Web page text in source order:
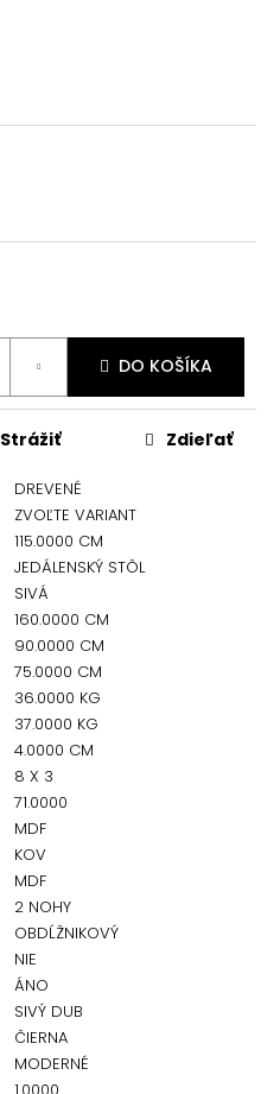
DO KOŠÍKA
DREVENÉ
ZVOĽTE VARIANT
115.0000 CM
JEDÁLENSKÝ STÔL
SIVÁ
160.0000 CM
90.0000 CM
75.0000 CM
36.0000 KG
37.0000 KG
4.0000 CM
8 X 3
71.0000
MDF
KOV
MDF
2 NOHY
OBDĹŽNIKOVÝ
NIE
ÁNO
SIVÝ DUB
ČIERNA
MODERNÉ
1.0000
Strážiť Zdieľať